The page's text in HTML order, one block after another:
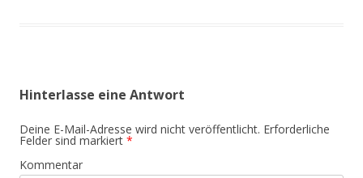
Hinterlasse eine Antwort
Deine E-Mail-Adresse wird nicht veröffentlicht. Erforderliche
Felder sind markiert *
Kommentar